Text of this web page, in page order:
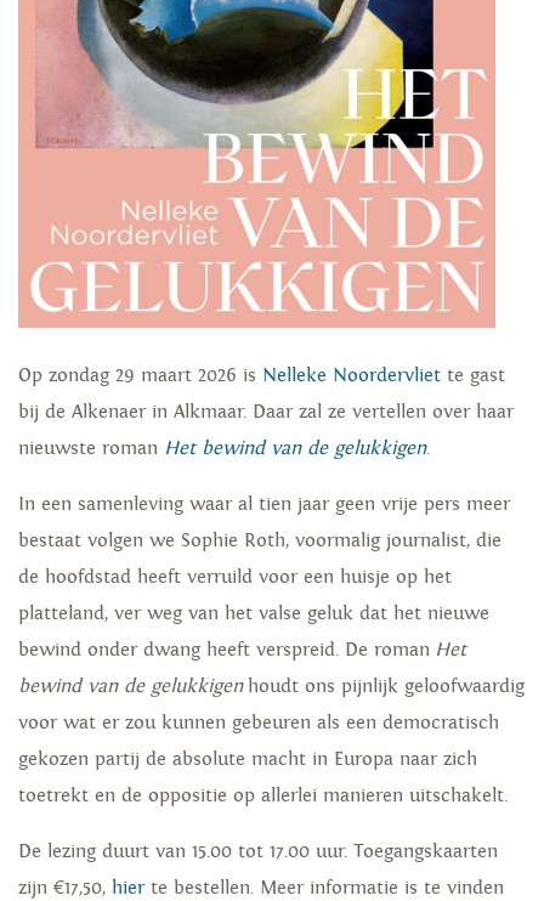
Op zondag 29 maart 2026 is Nelleke Noordervliet te gast
bij de Alkenaer in Alkmaar. Daar zal ze vertellen over haar
nieuwste roman Het bewind van de gelukkigen.
In een samenleving waar al tien jaar geen vrije pers meer
bestaat volgen we Sophie Roth, voormalig journalist, die
de hoofdstad heeft verruild voor een huisje op het
platteland, ver weg van het valse geluk dat het nieuwe
bewind onder dwang heeft verspreid. De roman Het
bewind van de gelukkigenhoudt ons pijnlijk geloofwaardig
voor wat er zou kunnen gebeuren als een democratisch
gekozen partij de absolute macht in Europa naar zich
toetrekt en de oppositie op allerlei manieren uitschakelt.
De lezing duurt van 15.00 tot 17.00 uur. Toegangskaarten
zijn €17,50, hierte bestellen. Meer informatie is te vinden